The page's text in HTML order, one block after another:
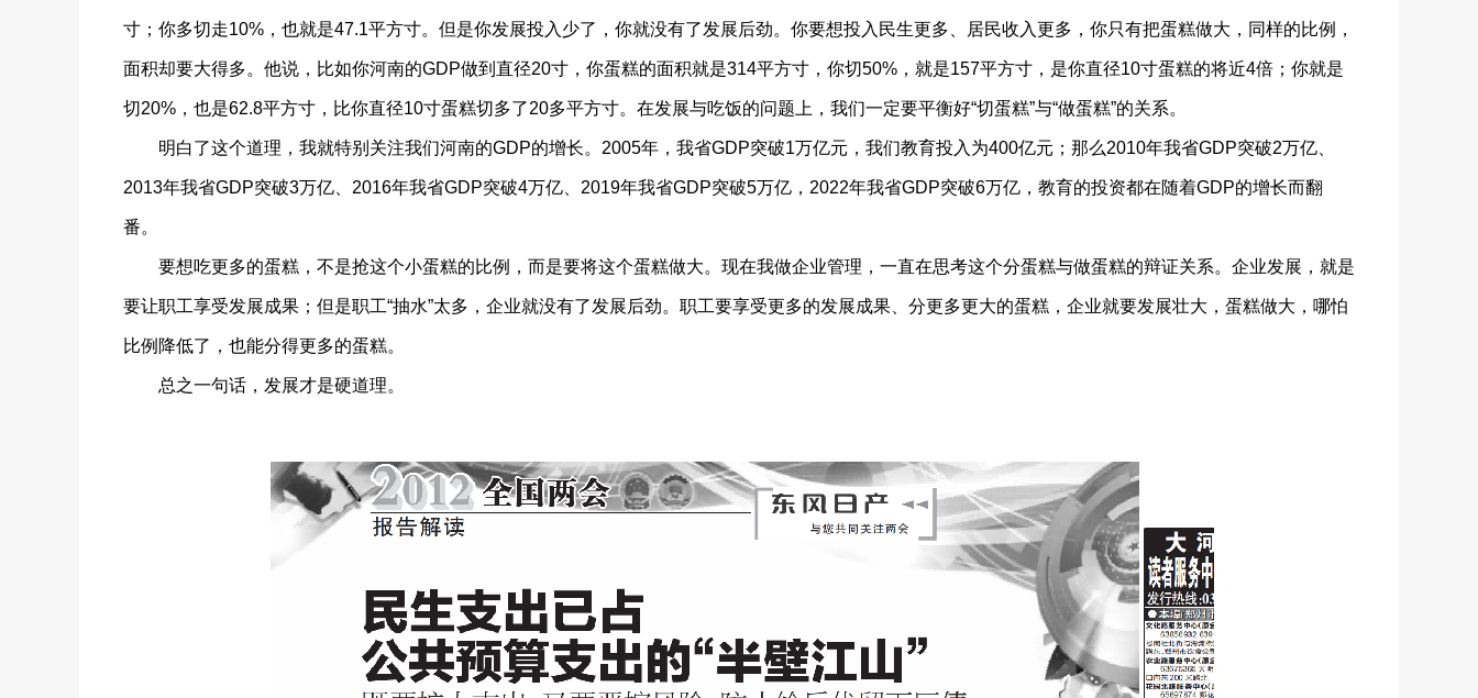
寸；你多切走10%，也就是47.1平方寸。但是你发展投入少了，你就没有了发展后劲。你要想投入民生更多、居民收入更多，你只有把蛋糕做大，同样的比例，
面积却要大得多。他说，比如你河南的GDP做到直径20寸，你蛋糕的面积就是314平方寸，你切50%，就是157平方寸，是你直径10寸蛋糕的将近4倍；你就是
切20%，也是62.8平方寸，比你直径10寸蛋糕切多了20多平方寸。在发展与吃饭的问题上，我们一定要平衡好“切蛋糕”与“做蛋糕”的关系。
明白了这个道理，我就特别关注我们河南的GDP的增长。2005年，我省GDP突破1万亿元，我们教育投入为400亿元；那么2010年我省GDP突破2万亿、
2013年我省GDP突破3万亿、2016年我省GDP突破4万亿、2019年我省GDP突破5万亿，2022年我省GDP突破6万亿，教育的投资都在随着GDP的增长而翻
番。
要想吃更多的蛋糕，不是抢这个小蛋糕的比例，而是要将这个蛋糕做大。现在我做企业管理，一直在思考这个分蛋糕与做蛋糕的辩证关系。企业发展，就是
要让职工享受发展成果；但是职工“抽水”太多，企业就没有了发展后劲。职工要享受更多的发展成果、分更多更大的蛋糕，企业就要发展壮大，蛋糕做大，哪怕
比例降低了，也能分得更多的蛋糕。
总之一句话，发展才是硬道理。